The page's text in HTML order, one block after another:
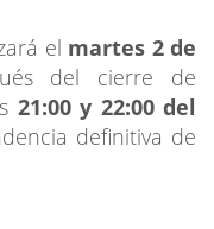
el martes 2 de
del cierre de
21:00 y 22:00 del
definitiva de